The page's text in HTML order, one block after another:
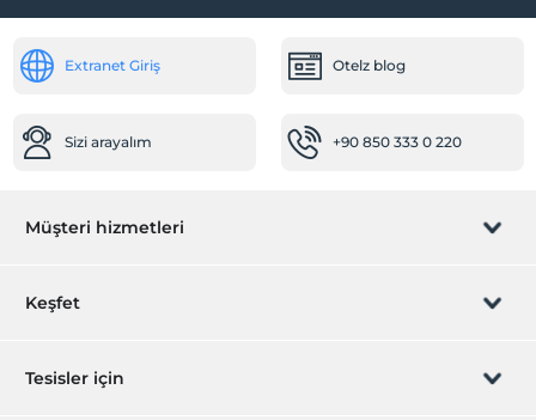
Extranet Giriş Otelz blog
Sizi arayalım +90 850 333 0 220
Müşteri hizmetleri
Rezervasyon yönet
Keşfet
Hediye Kart
Tesisler için